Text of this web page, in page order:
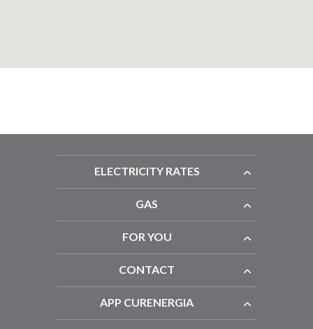
ELECTRICITY RATES
GAS
FOR YOU
CONTACT
APP CURENERGIA